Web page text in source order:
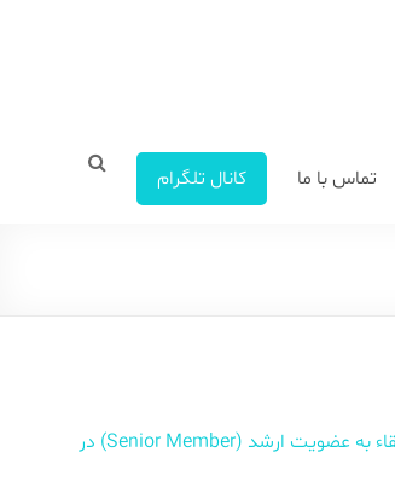
تماس با ما کانال تلگرام
سمینار مجازی «مسیر ارتقاء به عضویت ارشد (Senior Member) در